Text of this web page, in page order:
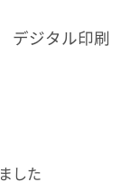
デジタル印刷
した